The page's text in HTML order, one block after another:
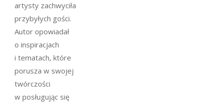
artysty zachwyciła
przybyłych gości.
Autor opowiadał
o inspiracjach
i tematach, które
porusza w swojej
twórczości
w posługując się